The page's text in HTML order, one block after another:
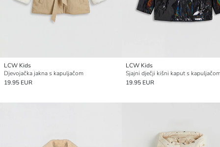
LCW Kids
Djevojačka jakna s kapuljačom
19.95 EUR
LCW Kids
Sjajni dječji kišni kaput s
19.95 EUR